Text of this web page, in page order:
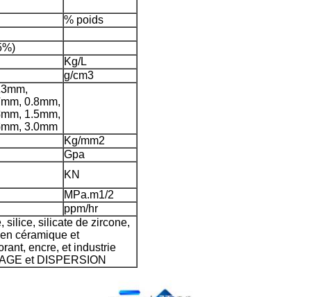
% poids
Kg/L
g/cm3
0.8mm,
1.5mm,
3.0mm
Kg/mm2
Gpa
KN
MPa.m1/2
ppm/hr
silice, silicate de zircone,
céramique et
encre, et industrie
et DISPERSION